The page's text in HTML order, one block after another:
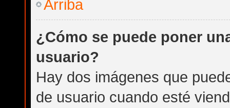
Arriba
¿Cómo se puede poner
usuario?
Hay dos imágenes que
de usuario cuando esté